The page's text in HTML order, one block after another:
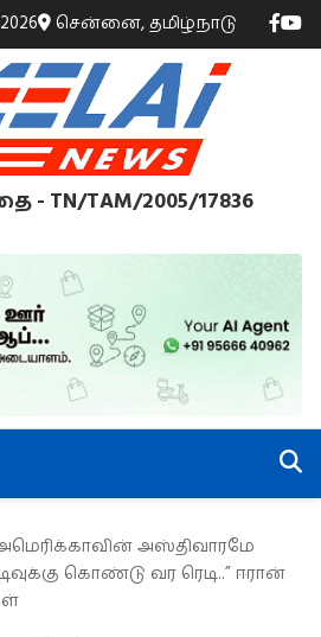
சென்னை, தமிழ்நாடு
TN/TAM/2005/17836
அஸ்திவாரமே
கொண்டு வர ரெடி..” ஈரான்